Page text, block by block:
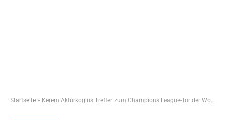
Startseite » Kerem Aktürkoglus Treffer zum Champions League-Tor der Woche gewählt